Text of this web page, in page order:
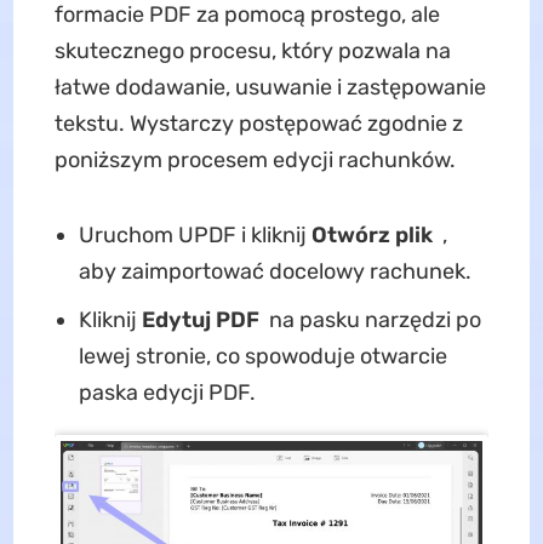
formacie PDF za pomocą prostego, ale
skutecznego procesu, który pozwala na
łatwe dodawanie, usuwanie i zastępowanie
tekstu. Wystarczy postępować zgodnie z
poniższym procesem edycji rachunków.
Uruchom UPDF i kliknij Otwórz plik,
aby zaimportować docelowy rachunek.
Kliknij Edytuj PDFna pasku narzędzi po
lewej stronie, co spowoduje otwarcie
paska edycji PDF.